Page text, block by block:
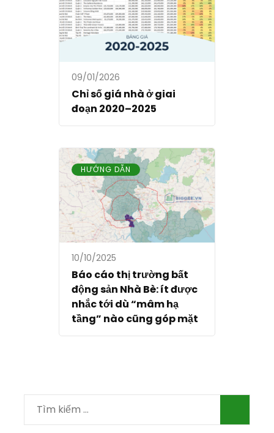
09/01/2026
Chỉ số giá nhà ở giai
đoạn 2020–2025
HƯỚNG DẪN
10/10/2025
Báo cáo thị trường bất
động sản Nhà Bè: ít được
nhắc tới dù “mâm hạ
tầng” nào cũng góp mặt
Tìm
kiếm